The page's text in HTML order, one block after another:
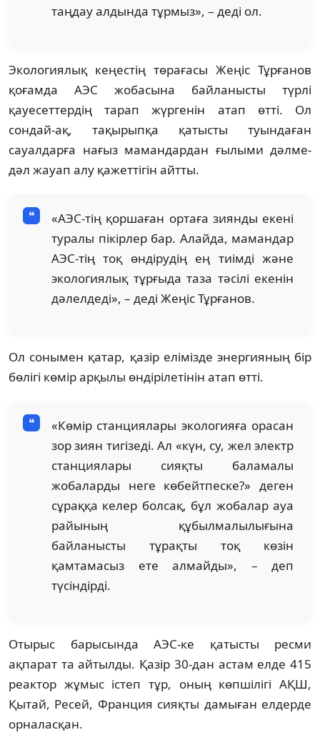
таңдау алдында тұрмыз», – деді ол.
Экологиялық кеңестің төрағасы Жеңіс Тұрғанов
қоғамда АЭС жобасына байланысты түрлі
қауесеттердің тарап жүргенін атап өтті. Ол
сондай-ақ, тақырыпқа қатысты туындаған
сауалдарға нағыз мамандардан ғылыми дәлме-
дәл жауап алу қажеттігін айтты.
«АЭС-тің қоршаған ортаға зиянды екені
туралы пікірлер бар. Алайда, мамандар
АЭС-тің тоқ өндірудің ең тиімді және
экологиялық тұрғыда таза тәсілі екенін
дәлелдеді», – деді Жеңіс Тұрғанов.
Ол сонымен қатар, қазір елімізде энергияның бір
бөлігі көмір арқылы өндірілетінін атап өтті.
«Көмір станциялары экологияға орасан
зор зиян тигізеді. Ал «күн, су, жел электр
станциялары сияқты баламалы
жобаларды неге көбейтпеске?» деген
сұраққа келер болсақ, бұл жобалар ауа
райының құбылмалылығына
байланысты тұрақты тоқ көзін
қамтамасыз ете алмайды», – деп
түсіндірді.
Отырыс барысында АЭС-ке қатысты ресми
ақпарат та айтылды. Қазір 30-дан астам елде 415
реактор жұмыс істеп тұр, оның көпшілігі АҚШ,
Қытай, Ресей, Франция сияқты дамыған елдерде
орналасқан.